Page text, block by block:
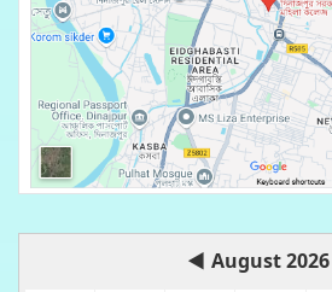
◀ August 2026